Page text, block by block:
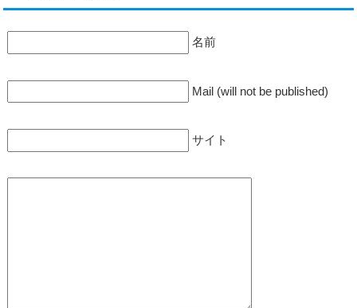
名前
Mail (will not be published)
サイト